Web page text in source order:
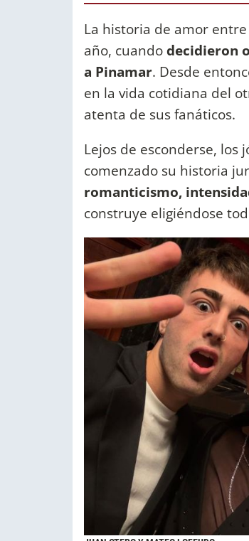
La historia de amor
año, cuandodecidieron
a Pinamar. Desde
en la vida cotidiana del
atenta de sus fanáticos.
Lejos de esconderse, los
comenzado su historia
romanticismo,
construye eligiéndose